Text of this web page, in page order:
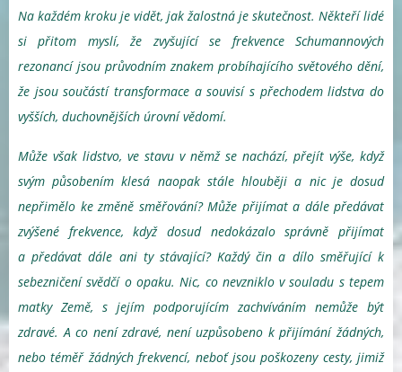
Na každém kroku je vidět, jak žalostná je skutečnost. Někteří lidé
si přitom myslí, že zvyšující se frekvence Schumannových
rezonancí jsou průvodním znakem probíhajícího světového dění,
že jsou součástí transformace a souvisí s přechodem lidstva do
vyšších, duchovnějších úrovní vědomí.
Může však lidstvo, ve stavu v němž se nachází, přejít výše, když
svým působením klesá naopak stále hlouběji a nic je dosud
nepřimělo ke změně směřování? Může přijímat a dále předávat
zvýšené frekvence, když dosud nedokázalo správně přijímat
a předávat dále ani ty stávající? Každý čin a dílo směřující k
sebezničení svědčí o opaku. Nic, co nevzniklo v souladu s tepem
matky Země, s jejím podporujícím zachvíváním nemůže být
zdravé. A co není zdravé, není uzpůsobeno k přijímání žádných,
nebo téměř žádných frekvencí, neboť jsou poškozeny cesty, jimiž